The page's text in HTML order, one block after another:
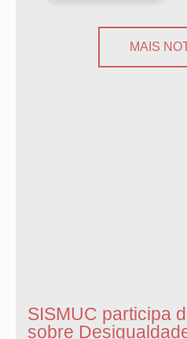
MAIS
SISMUC participa
sobre